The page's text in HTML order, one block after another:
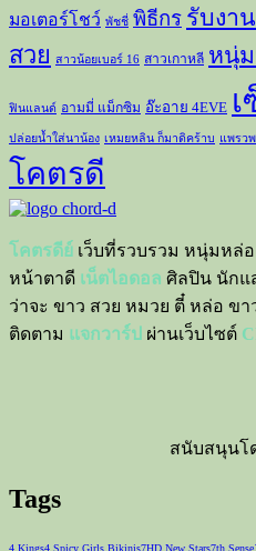
มอเตอร์โชว์ พัชชี่ พิธีกร รับงา
สวย สาวน้อยเบอร์ 16 สาวเกาหลี หนุ่
ฟินแลนด์ อามมี่ แม็กซิม อ๊ะอาย 4EVE
ปล่อยน้ำใส่นาน้อง เหมยหลิน ก็มาดิคร้าบ แพรว
โคตรดี
โคตรดีย์ เว็บที่รวบรวม หนุ่มหล่
หน้าตาดี เน็ตไอดอล ศิลปิน นักแ
ว่าจะ ขาว สวย หมวย ตี๋ หล่อ ข
ติดตาม แจกวาร์ป ผ่านเว็บไซต์
สนับสนุนโ
Tags
4 Kings4 Spicy Girls Bikinis7HD New Stars7th Sense